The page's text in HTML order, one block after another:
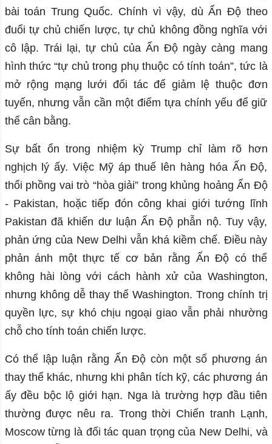
bài toán Trung Quốc. Chính vì vậy, dù Ấn Độ theo
đuổi tự chủ chiến lược, tự chủ không đồng nghĩa với
cô lập. Trái lại, tự chủ của Ấn Độ ngày càng mang
hình thức “tự chủ trong phụ thuộc có tính toán”, tức là
mở rộng mạng lưới đối tác để giảm lệ thuộc đơn
tuyến, nhưng vẫn cần một điểm tựa chính yếu để giữ
thế cân bằng.
Sự bất ổn trong nhiệm kỳ Trump chỉ làm rõ hơn
nghịch lý ấy. Việc Mỹ áp thuế lên hàng hóa Ấn Độ,
thổi phồng vai trò “hòa giải” trong khủng hoảng Ấn Độ
- Pakistan, hoặc tiếp đón công khai giới tướng lĩnh
Pakistan đã khiến dư luận Ấn Độ phẫn nộ. Tuy vậy,
phản ứng của New Delhi vẫn khá kiềm chế. Điều này
phản ánh một thực tế cơ bản rằng Ấn Độ có thể
không hài lòng với cách hành xử của Washington,
nhưng không dễ thay thế Washington. Trong chính trị
quyền lực, sự khó chịu ngoại giao vẫn phải nhường
chỗ cho tính toán chiến lược.
Có thể lập luận rằng Ấn Độ còn một số phương án
thay thế khác, nhưng khi phân tích kỹ, các phương án
ấy đều bộc lộ giới hạn. Nga là trường hợp đầu tiên
thường được nêu ra. Trong thời Chiến tranh Lạnh,
Moscow từng là đối tác quan trọng của New Delhi, và